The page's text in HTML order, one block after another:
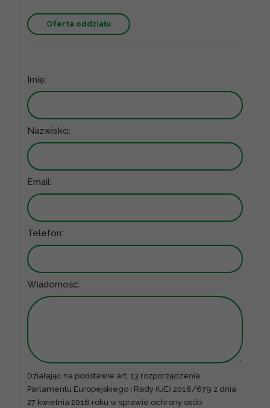
Oferta oddziału
Imię:
Nazwisko:
Email:
Telefon:
Wiadomość:
Działając na podstawie art. 13 rozporządzenia
Parlamentu Europejskiego i Rady (UE) 2016/679 z dnia
27 kwietnia 2016 roku w sprawie ochrony osób